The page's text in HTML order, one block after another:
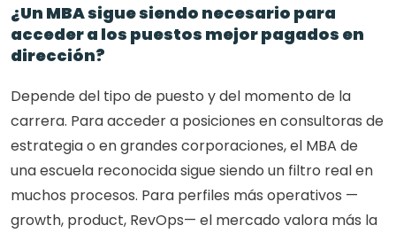
¿Un MBA sigue siendo necesario para
acceder a los puestos mejor pagados en
dirección?
Depende del tipo de puesto y del momento de la
carrera. Para acceder a posiciones en consultoras de
estrategia o en grandes corporaciones, el MBA de
una escuela reconocida sigue siendo un filtro real en
muchos procesos. Para perfiles más operativos —
growth, product, RevOps— el mercado valora más la